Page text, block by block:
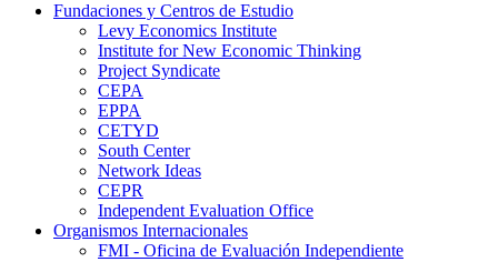
Fundaciones y Centros de Estudio
Levy Economics Institute
Institute for New Economic Thinking
Project Syndicate
CEPA
EPPA
CETYD
South Center
Network Ideas
CEPR
Independent Evaluation Office
Organismos Internacionales
FMI - Oficina de Evaluación Independiente